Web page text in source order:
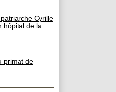
Cyrille
hôpital de la
primat de